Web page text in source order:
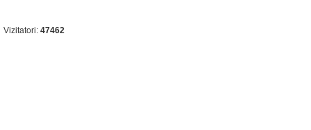
Vizitatori: 47462